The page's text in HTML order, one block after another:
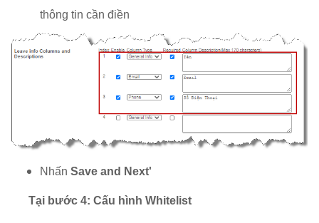
thông tin cần điền
Nhấn Save and Next'
Tại bước 4: Cấu hình Whitelist